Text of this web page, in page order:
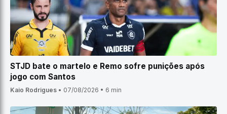
STJD bate o martelo e Remo sofre punições após
jogo com Santos
Kaio Rodrigues • 07/08/2026 • 6 min